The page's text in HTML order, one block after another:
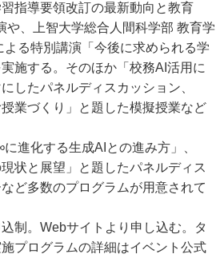
指導要領改訂の最新動向と教育
や、上智大学総合人間科学部 教育学
る特別講演「今後に求められる学
施する。そのほか「校務AI活用に
したパネルディスカッション、
授業づくり」と題した模擬授業など
進化する生成AIとの進み方」、
現状と展望」と題したパネルディス
ど多数のプログラムが用意されて
制。Webサイトより申し込む。タ
プログラムの詳細はイベント公式